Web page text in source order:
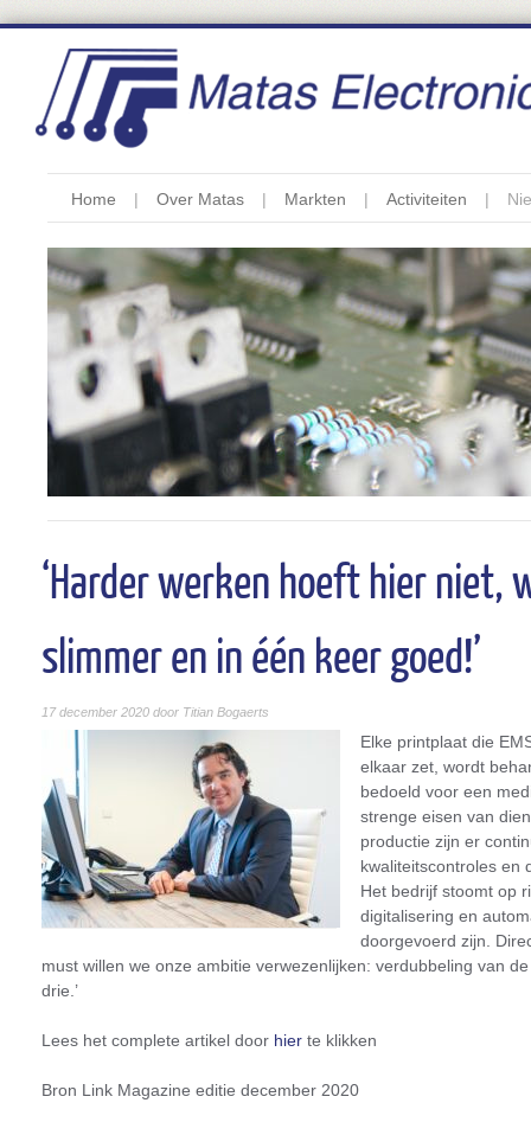
Home Over Matas Markten Activiteiten
‘Harder werken hoeft hier niet,
slimmer en in één keer goed!’
17 december 2020 door Titian Bogaerts
Elke printplaat die
elkaar zet, wordt
bedoeld voor een
strenge eisen van
productie zijn er
kwaliteitscontroles en
Het bedrijf stoomt op
digitalisering en
doorgevoerd zijn.
must willen we onze ambitie verwezenlijken: verdubbeling van
drie.’
Lees het complete artikel door hier te klikken
Bron Link Magazine editie december 2020